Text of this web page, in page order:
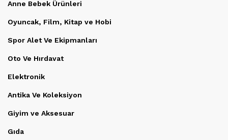
Anne Bebek Ürünleri
Oyuncak, Film, Kitap ve Hobi
Spor Alet Ve Ekipmanları
Oto Ve Hırdavat
Elektronik
Antika Ve Koleksiyon
Giyim ve Aksesuar
Gıda